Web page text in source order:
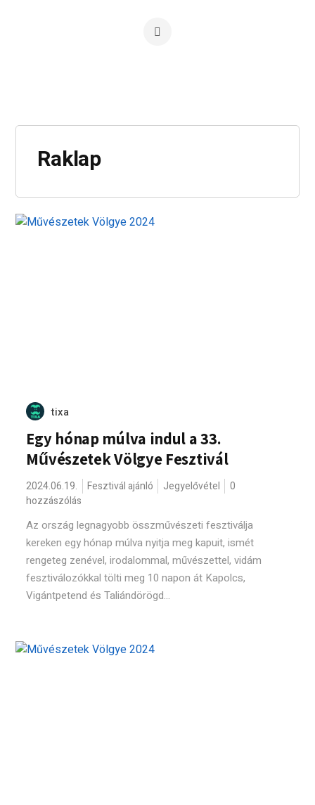
Raklap
tixa
Egy hónap múlva indul a 33.
Művészetek Völgye Fesztivál
2024.06.19. Fesztivál ajánló Jegyelővétel
0
hozzászólás
Az ország legnagyobb összművészeti fesztiválja
kereken egy hónap múlva nyitja meg kapuit, ismét
rengeteg zenével, irodalommal, művészettel, vidám
fesztiválozókkal tölti meg 10 napon át Kapolcs,
Vigántpetend és Taliándörögd...